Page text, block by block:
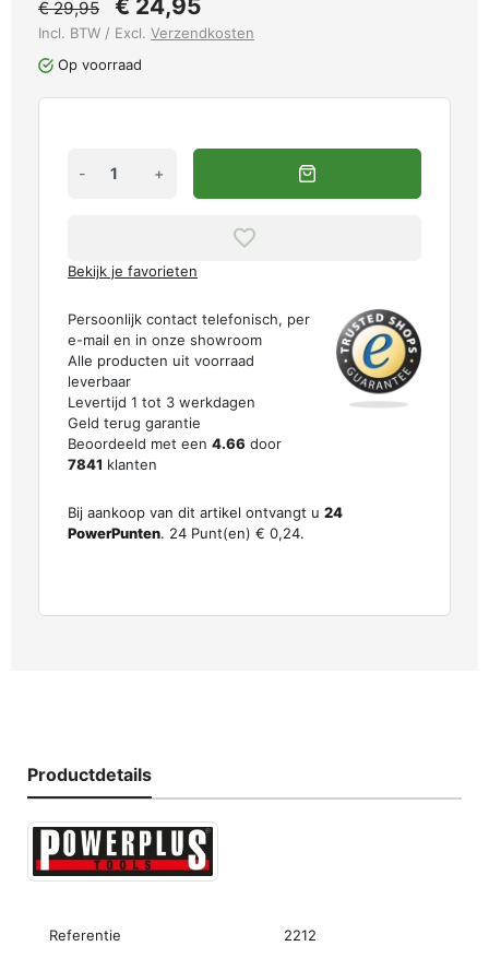
€ 29,95 € 24,95
Incl. BTW / Excl. Verzendkosten
Op voorraad
- +
Bekijk je favorieten
Persoonlijk contact telefonisch, per
e-mail en in onze showroom
Alle producten uit voorraad
leverbaar
Levertijd 1 tot 3 werkdagen
Geld terug garantie
Beoordeeld met een 4.66 door
7841 klanten
Bij aankoop van dit artikel ontvangt u 24
PowerPunten. 24 Punt(en) € 0,24.
Productdetails
Referentie 2212